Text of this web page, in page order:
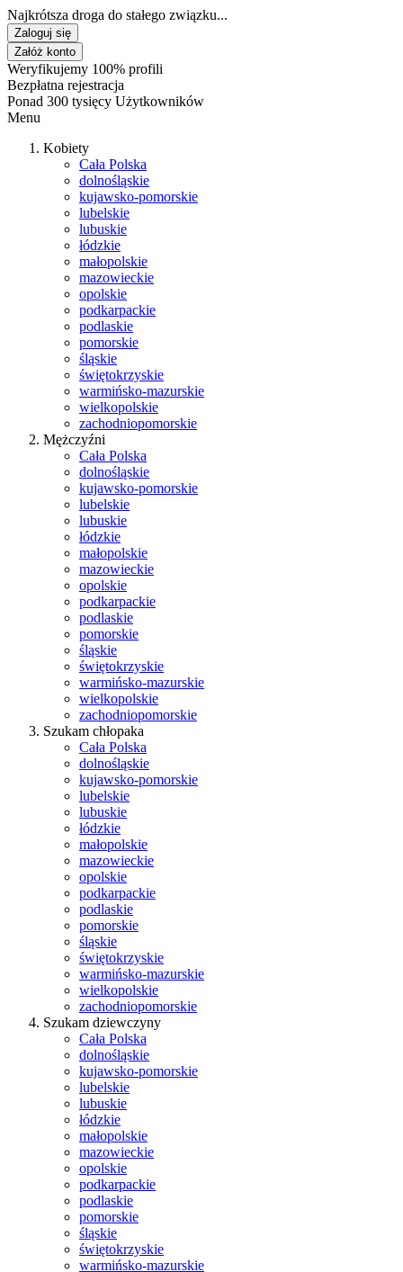
Najkrótsza droga do stałego związku...
Zaloguj się
Załóż konto
Weryfikujemy 100% profili
Bezpłatna rejestracja
Ponad 300 tysięcy Użytkowników
Menu
Kobiety
Cała Polska
dolnośląskie
kujawsko-pomorskie
lubelskie
lubuskie
łódzkie
małopolskie
mazowieckie
opolskie
podkarpackie
podlaskie
pomorskie
śląskie
świętokrzyskie
warmińsko-mazurskie
wielkopolskie
zachodniopomorskie
Mężczyźni
Cała Polska
dolnośląskie
kujawsko-pomorskie
lubelskie
lubuskie
łódzkie
małopolskie
mazowieckie
opolskie
podkarpackie
podlaskie
pomorskie
śląskie
świętokrzyskie
warmińsko-mazurskie
wielkopolskie
zachodniopomorskie
Szukam chłopaka
Cała Polska
dolnośląskie
kujawsko-pomorskie
lubelskie
lubuskie
łódzkie
małopolskie
mazowieckie
opolskie
podkarpackie
podlaskie
pomorskie
śląskie
świętokrzyskie
warmińsko-mazurskie
wielkopolskie
zachodniopomorskie
Szukam dziewczyny
Cała Polska
dolnośląskie
kujawsko-pomorskie
lubelskie
lubuskie
łódzkie
małopolskie
mazowieckie
opolskie
podkarpackie
podlaskie
pomorskie
śląskie
świętokrzyskie
warmińsko-mazurskie